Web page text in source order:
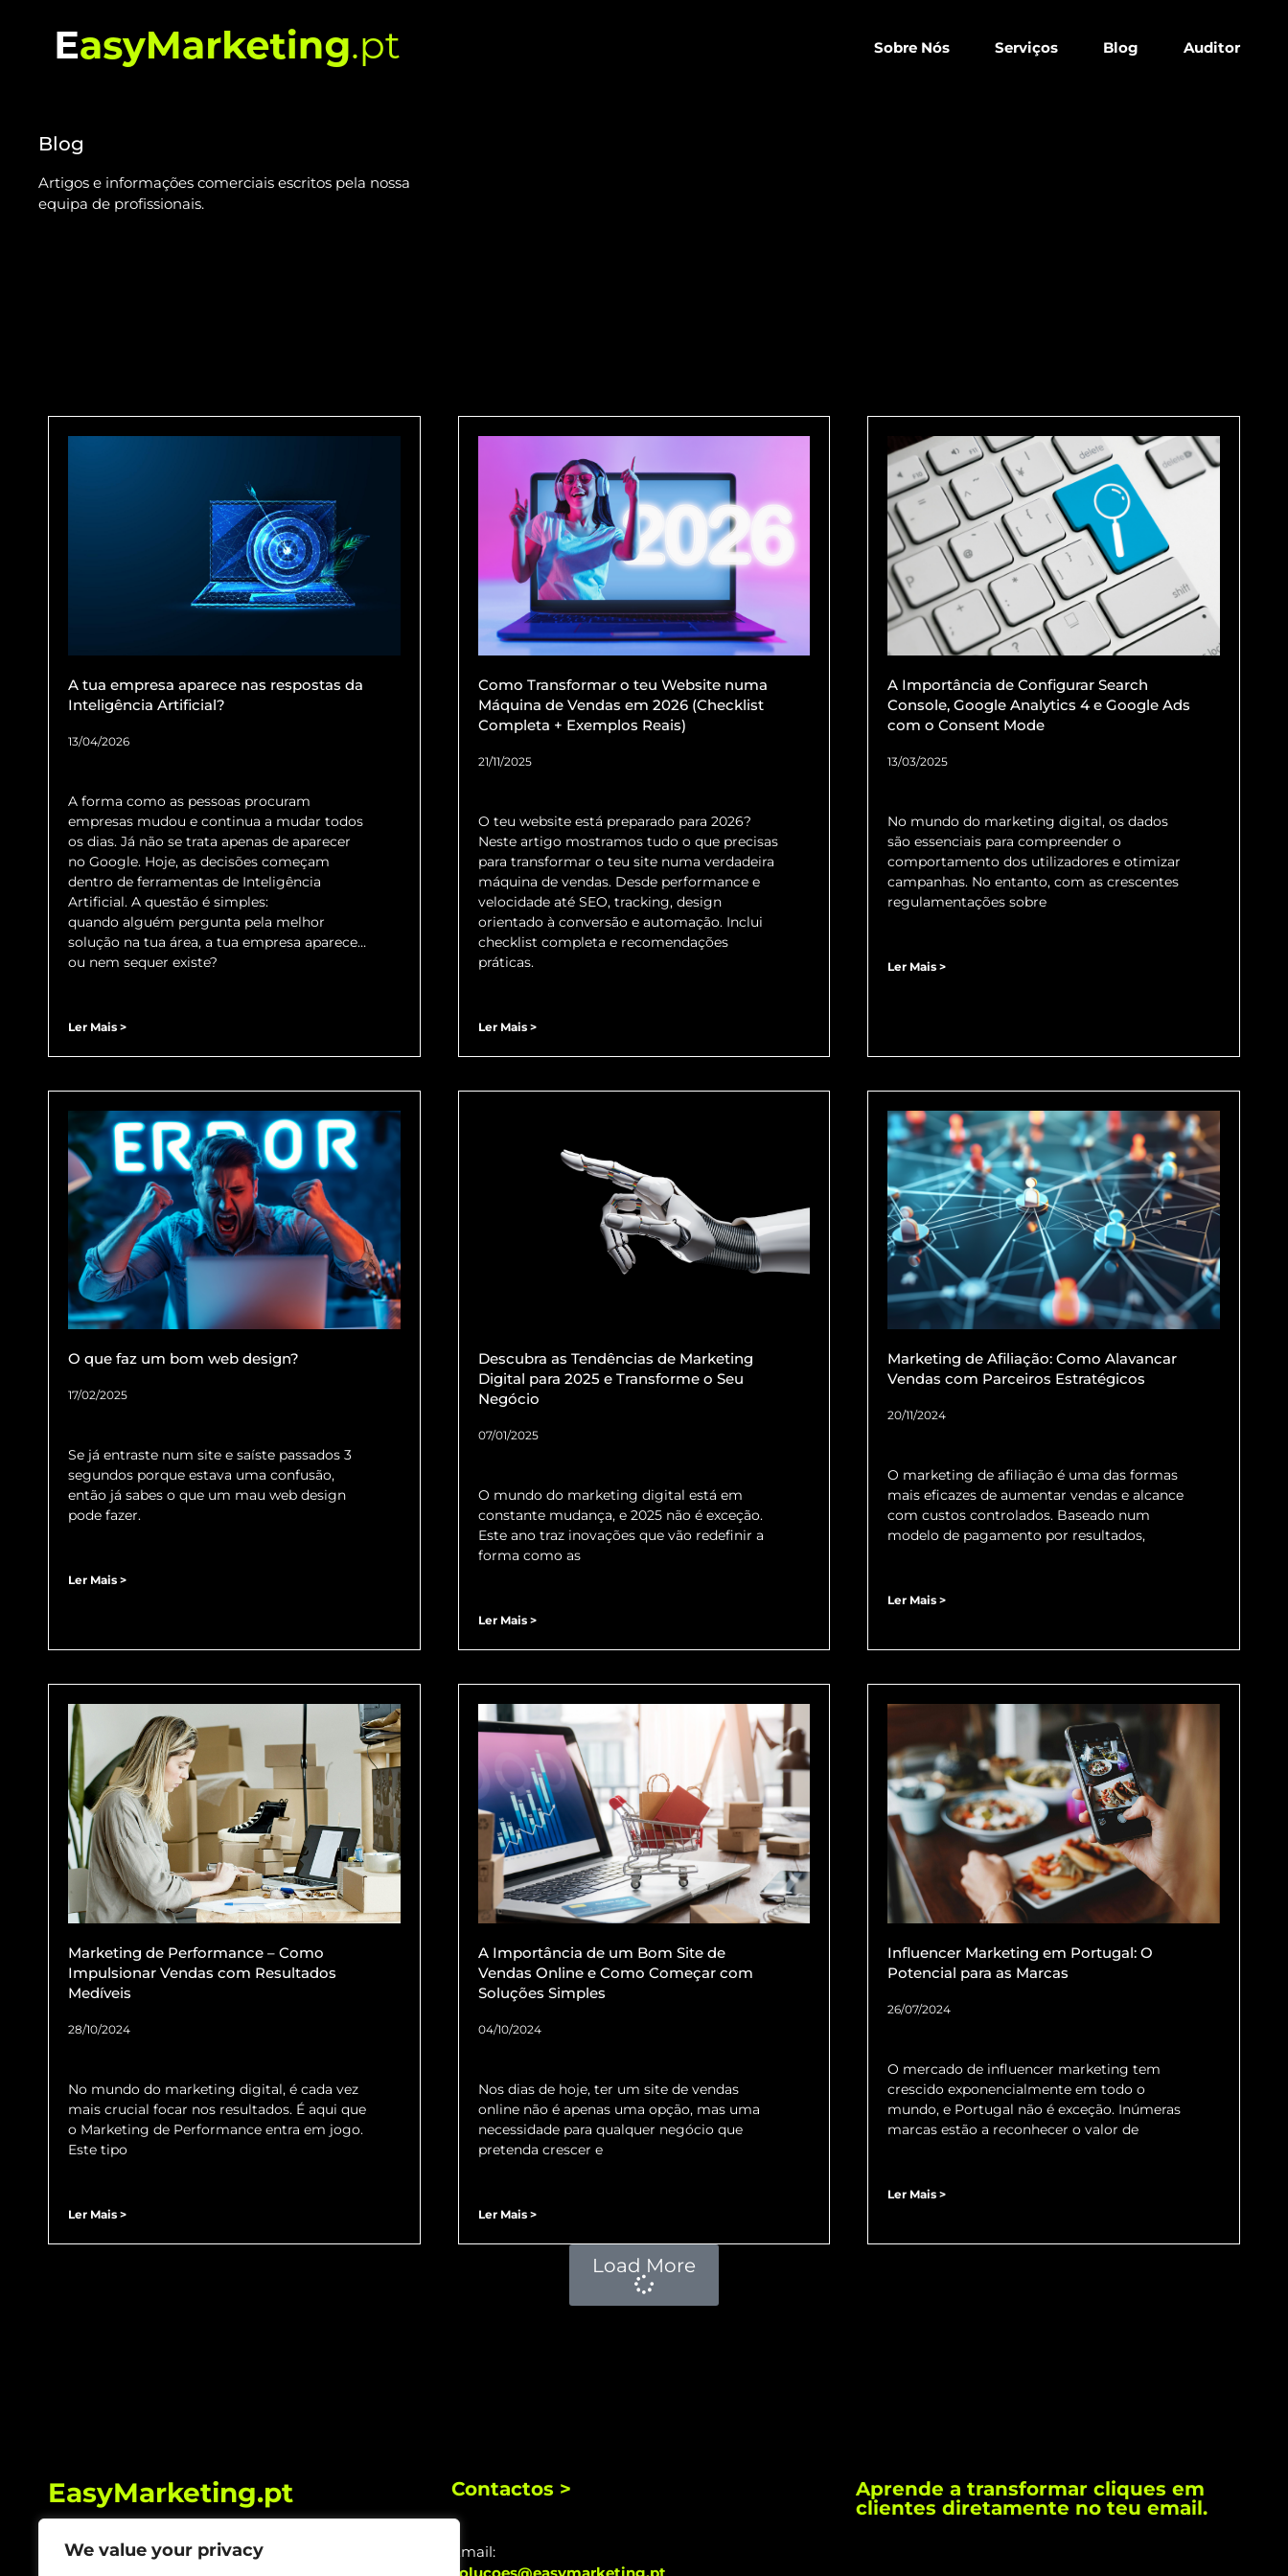
We value your privacy
Sobre Nós Serviços Blog Auditor
Blog
Artigos e informações comerciais escritos pela nossa
equipa de profissionais.
A tua empresa aparece nas respostas da
Inteligência Artificial?
13/04/2026
A forma como as pessoas procuram
empresas mudou e continua a mudar todos
os dias. Já não se trata apenas de aparecer
no Google. Hoje, as decisões começam
dentro de ferramentas de Inteligência
Artificial. A questão é simples:
quando alguém pergunta pela melhor
solução na tua área, a tua empresa aparece…
ou nem sequer existe?
Ler Mais >
Como Transformar o teu Website numa
Máquina de Vendas em 2026 (Checklist
Completa + Exemplos Reais)
21/11/2025
O teu website está preparado para 2026?
Neste artigo mostramos tudo o que precisas
para transformar o teu site numa verdadeira
máquina de vendas. Desde performance e
velocidade até SEO, tracking, design
orientado à conversão e automação. Inclui
checklist completa e recomendações
práticas.
Ler Mais >
A Importância de Configurar Search
Console, Google Analytics 4 e Google Ads
com o Consent Mode
13/03/2025
No mundo do marketing digital, os dados
são essenciais para compreender o
comportamento dos utilizadores e otimizar
campanhas. No entanto, com as crescentes
regulamentações sobre
Ler Mais >
O que faz um bom web design?
17/02/2025
Se já entraste num site e saíste passados 3
segundos porque estava uma confusão,
então já sabes o que um mau web design
pode fazer.
Ler Mais >
Descubra as Tendências de Marketing
Digital para 2025 e Transforme o Seu
Negócio
07/01/2025
O mundo do marketing digital está em
constante mudança, e 2025 não é exceção.
Este ano traz inovações que vão redefinir a
forma como as
Ler Mais >
Marketing de Afiliação: Como Alavancar
Vendas com Parceiros Estratégicos
20/11/2024
O marketing de afiliação é uma das formas
mais eficazes de aumentar vendas e alcance
com custos controlados. Baseado num
modelo de pagamento por resultados,
Ler Mais >
Marketing de Performance – Como
Impulsionar Vendas com Resultados
Medíveis
28/10/2024
No mundo do marketing digital, é cada vez
mais crucial focar nos resultados. É aqui que
o Marketing de Performance entra em jogo.
Este tipo
Ler Mais >
A Importância de um Bom Site de
Vendas Online e Como Começar com
Soluções Simples
04/10/2024
Nos dias de hoje, ter um site de vendas
online não é apenas uma opção, mas uma
necessidade para qualquer negócio que
pretenda crescer e
Ler Mais >
Influencer Marketing em Portugal: O
Potencial para as Marcas
26/07/2024
O mercado de influencer marketing tem
crescido exponencialmente em todo o
mundo, e Portugal não é exceção. Inúmeras
marcas estão a reconhecer o valor de
Ler Mais >
Load More
EasyMarketing.pt
Política de Privacidade
Contactos >
Email:
Aprende a transformar cliques em
clientes diretamente no teu email.